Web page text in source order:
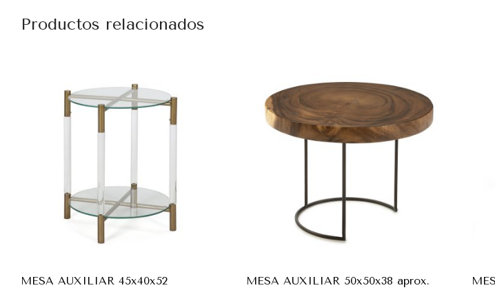
Productos relacionados
MESA AUXILIAR 45x40x52
MESA AUXILIAR 50x50x38 aprox.